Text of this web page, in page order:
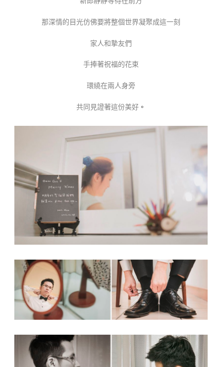
那深情的目光仿佛要將整個世界凝聚成這一刻
家人和摯友們
手捧著祝福的花束
環繞在兩人身旁
共同見證著這份美好。